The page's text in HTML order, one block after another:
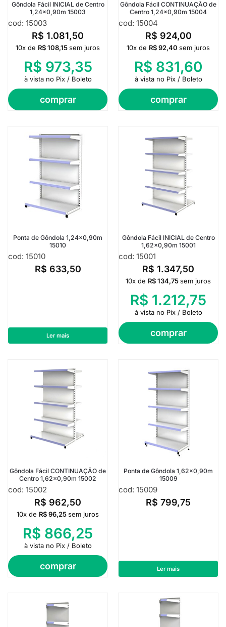
Gôndola Fácil INICIAL de Centro
1,24×0,90m 15003
cod: 15003
R$ 1.081,50
comprar
10x de R$108,15sem juros
R$ 973,35
à vista no Pix / Boleto
Gôndola Fácil CONTINUAÇÃO de
Centro 1,24×0,90m 15004
cod: 15004
R$ 924,00
comprar
10x de R$92,40 sem juros
R$ 831,60
à vista no Pix / Boleto
Ponta de Gôndola 1,24×0,90m
15010
cod: 15010
R$ 633,50
Ler mais
Gôndola Fácil INICIAL de Centro
1,62×0,90m 15001
cod: 15001
R$ 1.347,50
comprar
10x de R$134,75sem juros
R$ 1.212,75
à vista no Pix / Boleto
Gôndola Fácil CONTINUAÇÃO de
Centro 1,62×0,90m 15002
cod: 15002
R$ 962,50
comprar
10x de R$96,25sem juros
R$ 866,25
à vista no Pix / Boleto
Ponta de Gôndola 1,62×0,90m
15009
cod: 15009
R$ 799,75
Ler mais